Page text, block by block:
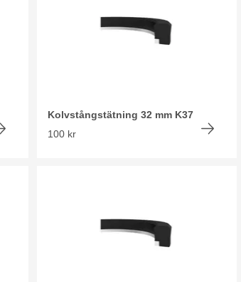
Kolvstångstätning 32 mm K37
100 kr